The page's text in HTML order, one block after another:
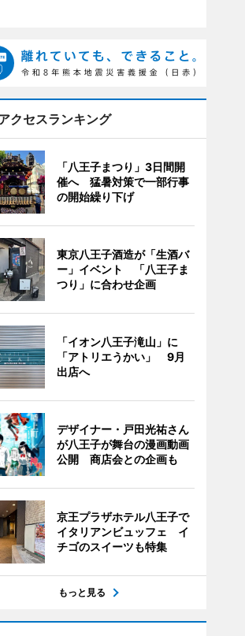
クセスランキング
「八王子まつり」3日間開
催へ 猛暑対策で一部行事
の開始繰り下げ
東京八王子酒造が「生酒バ
ー」イベント 「八王子ま
つり」に合わせ企画
「イオン八王子滝山」に
「アトリエうかい」 9月
出店へ
デザイナー・戸田光祐さん
が八王子が舞台の漫画動画
公開 商店会との企画も
京王プラザホテル八王子で
イタリアンビュッフェ イ
チゴのスイーツも特集
もっと見る